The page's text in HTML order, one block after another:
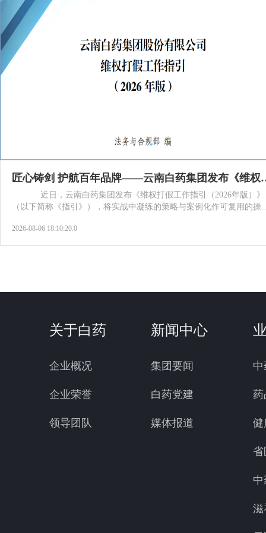
匠心铸剑 护航百年品牌
（以下简称《指引》），将实战中凝练的策略与案例化作可复用的操
消费者合法权益。《指引》从上千起维权实战中淬炼而出，系统集成
2026-08-06 18:10:20.0
关于白药
企业概况
企业荣誉
领导团队
新闻中心
集团要闻
白药党建
媒体报道
药
健
省
滋